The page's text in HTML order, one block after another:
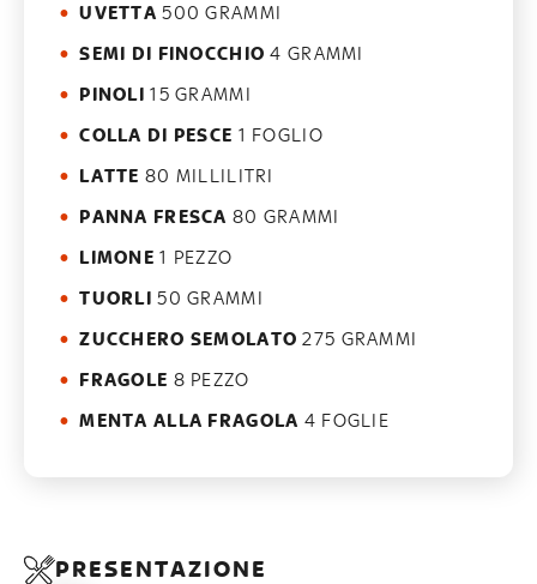
UVETTA 500 GRAMMI
SEMI DI FINOCCHIO 4 GRAMMI
PINOLI 15 GRAMMI
COLLA DI PESCE 1 FOGLIO
LATTE 80 MILLILITRI
PANNA FRESCA 80 GRAMMI
LIMONE 1 PEZZO
TUORLI 50 GRAMMI
ZUCCHERO SEMOLATO 275 GRAMMI
FRAGOLE 8 PEZZO
MENTA ALLA FRAGOLA 4 FOGLIE
PRESENTAZIONE